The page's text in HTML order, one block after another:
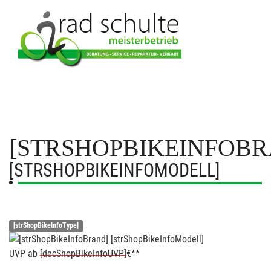
[STRSHOPBIKEINFOMODELL]
[strShopBikeInfoType]
UVP ab [decShopBikeInfoUVP]€**